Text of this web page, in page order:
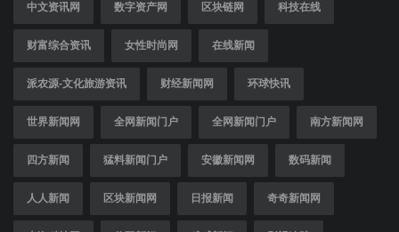
中文资讯网 数字资产网 区块链网 科技在线
财富综合资讯 女性时尚网 在线新闻
派农源-文化旅游资讯 财经新闻网 环球快讯
世界新闻网 全网新闻门户 全网新闻门户 南方新闻网
四方新闻 猛料新闻门户 安徽新闻网 数码新闻
人人新闻 区块新闻网 日报新闻 奇奇新闻网